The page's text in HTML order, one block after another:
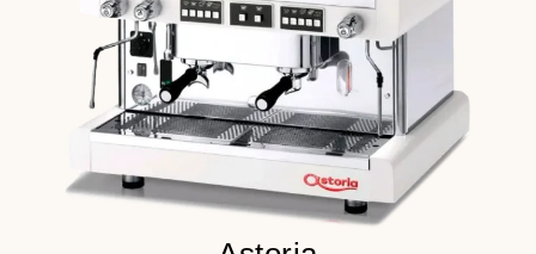
Разборной бойлер с удобным
доступом
Детальнее